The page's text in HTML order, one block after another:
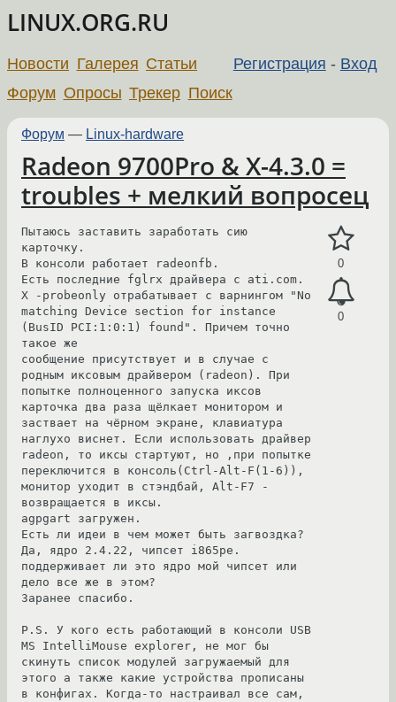
LINUX.ORG.RU
Регистрация - Вход
Новости Галерея Статьи
Форум Опросы Трекер Поиск
Форум — Linux-hardware
Radeon 9700Pro & X-4.3.0 =
troubles + мелкий вопросец
0
0
Пытаюсь заставить заработать сию
карточку.
В консоли работает radeonfb.
Есть последние fglrx драйвера с ati.com.
X -probeonly отрабатывает с варнингом "No
matching Device section for instance
(BusID PCI:1:0:1) found". Причем точно
такое же
сообщение присутствует и в случае с
родным иксовым драйвером (radeon). При
попытке полноценного запуска иксов
карточка два раза щёлкает монитором и
заствает на чёрном экране, клавиатура
наглухо виснет. Если использовать драйвер
radeon, то иксы стартуют, но ,при попытке
переключится в консоль(Ctrl-Alt-F(1-6)),
монитор уходит в стэндбай, Alt-F7 -
возвращается в иксы.
agpgart загружен.
Есть ли идеи в чем может быть загвоздка?
Да, ядро 2.4.22, чипсет i865pe.
поддерживает ли это ядро мой чипсет или
дело все же в этом?
Заранее спасибо.
P.S. У кого есть работающий в консоли USB
MS IntelliMouse explorer, не мог бы
скинуть список модулей загружаемый для
этого а также какие устройства прописаны
в конфигах. Когда-то настраивал все сам,